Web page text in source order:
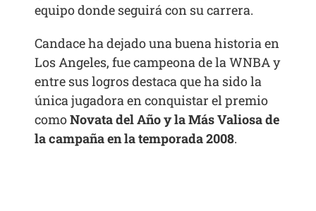
equipo donde seguirá con su carrera.
Candace ha dejado una buena historia en
Los Angeles, fue campeona de la WNBA y
entre sus logros destaca que ha sido la
única jugadora en conquistar el premio
comoNovata del Año y la Más Valiosa de
la campaña en la temporada 2008.